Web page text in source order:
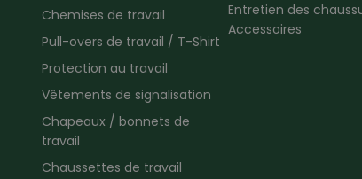
Chemises de travail
Pull-overs de travail / T-Shirt
Protection au travail
Vêtements de signalisation
Chapeaux / bonnets de
travail
Chaussettes de travail
Entretien des
Accessoires